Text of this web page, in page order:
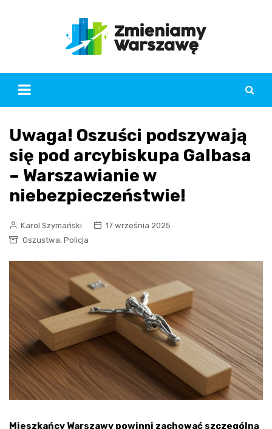
Uwaga! Oszuści podszywają
się pod arcybiskupa Galbasa
– Warszawianie w
niebezpieczeństwie!
Karol Szymański
17 września 2025
Oszustwa, Policja
Mieszkańcy Warszawy powinni zachować szczególną